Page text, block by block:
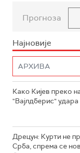
Прогноза
Најновије
Како Кијев преко
"Вајлдберис"
Дрецун: Курти не
Срба, спрема се